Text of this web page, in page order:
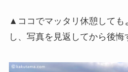
▲ココでマッタリ休憩して
し、写真を見返してから後悔